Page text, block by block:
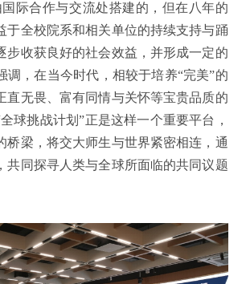
际合作与交流处搭建的，但在八年的
于全校院系和相关单位的持续支持与踊
步收获良好的社会效益，并形成一定的
调，在当今时代，相较于培养“完美”的
直无畏、富有同情与关怀等宝贵品质的
球挑战计划”正是这样一个重要平台，
桥梁，将交大师生与世界紧密相连，通
共同探寻人类与全球所面临的共同议题